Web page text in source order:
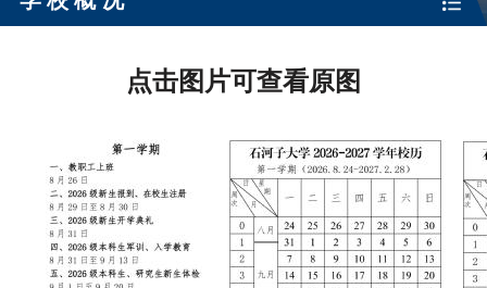
点击图片可查看原图